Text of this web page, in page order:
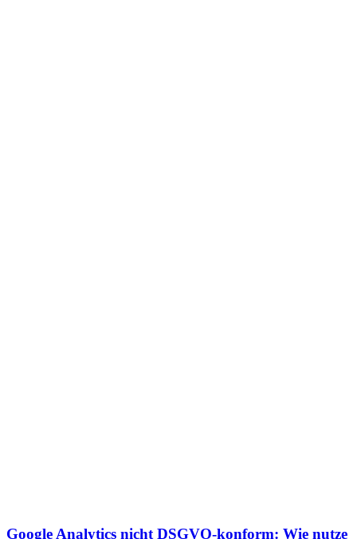
Google Analytics nicht DSGVO-konform: Wie nutze